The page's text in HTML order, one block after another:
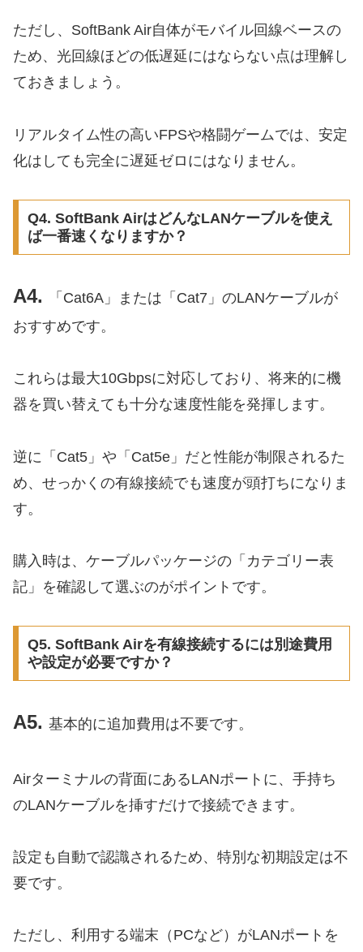
ただし、SoftBank Air自体がモバイル回線ベースの
ため、光回線ほどの低遅延にはならない点は理解し
ておきましょう。
リアルタイム性の高いFPSや格闘ゲームでは、安定
化はしても完全に遅延ゼロにはなりません。
Q4. SoftBank AirはどんなLANケーブルを使え
ば一番速くなりますか？
A4.
「Cat6A」または「Cat7」のLANケーブルが
おすすめです。
これらは最大10Gbpsに対応しており、将来的に機
器を買い替えても十分な速度性能を発揮します。
逆に「Cat5」や「Cat5e」だと性能が制限されるた
め、せっかくの有線接続でも速度が頭打ちになりま
す。
購入時は、ケーブルパッケージの「カテゴリー表
記」を確認して選ぶのがポイントです。
Q5. SoftBank Airを有線接続するには別途費用
や設定が必要ですか？
A5. 基本的に追加費用は不要です。
Airターミナルの背面にあるLANポートに、手持ち
のLANケーブルを挿すだけで接続できます。
設定も自動で認識されるため、特別な初期設定は不
要です。
ただし、利用する端末（PCなど）がLANポートを